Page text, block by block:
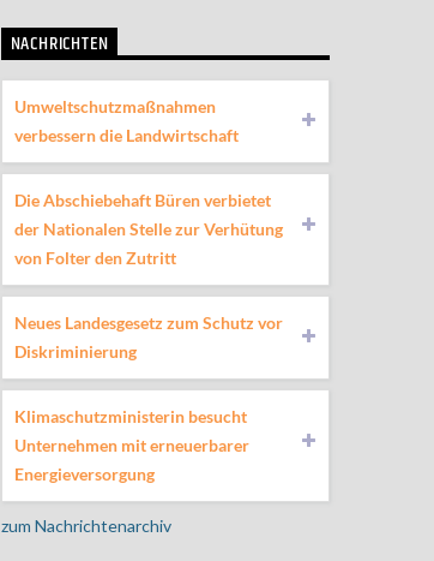
NACHRICHTEN
Umweltschutzmaßnahmen
verbessern die Landwirtschaft
Die Abschiebehaft Büren verbietet
der Nationalen Stelle zur Verhütung
von Folter den Zutritt
Neues Landesgesetz zum Schutz vor
Diskriminierung
Klimaschutzministerin besucht
Unternehmen mit erneuerbarer
Energieversorgung
zum Nachrichtenarchiv